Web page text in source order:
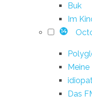
Buk
Im
14
Meine
Das